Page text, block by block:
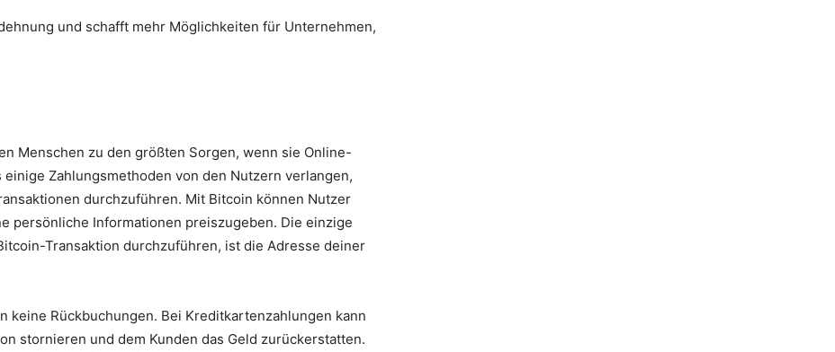
und schafft mehr Möglichkeiten für Unternehmen,
Menschen zu den größten Sorgen, wenn sie Online-
Zahlungsmethoden von den Nutzern verlangen,
durchzuführen. Mit Bitcoin können Nutzer
persönliche Informationen preiszugeben. Die einzige
Transaktion durchzuführen, ist die Adresse deiner
keine Rückbuchungen. Bei Kreditkartenzahlungen kann
stornieren und dem Kunden das Geld zurückerstatten.